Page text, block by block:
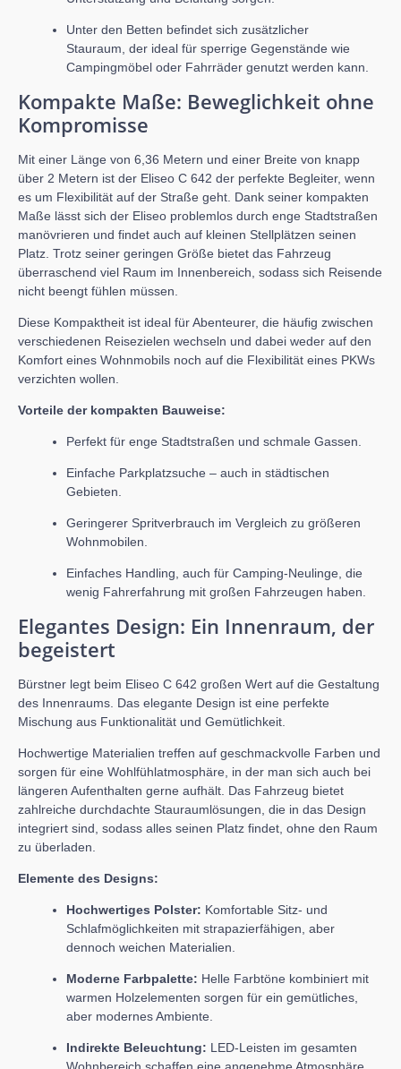
Unter den Betten befindet sich zusätzlicher
Stauraum, der ideal für sperrige Gegenstände wie
Campingmöbel oder Fahrräder genutzt werden kann.
Kompakte Maße: Beweglichkeit ohne
Kompromisse
Mit einer Länge von 6,36 Metern und einer Breite von knapp
über 2 Metern ist der Eliseo C 642 der perfekte Begleiter, wenn
es um Flexibilität auf der Straße geht. Dank seiner kompakten
Maße lässt sich der Eliseo problemlos durch enge Stadtstraßen
manövrieren und findet auch auf kleinen Stellplätzen seinen
Platz. Trotz seiner geringen Größe bietet das Fahrzeug
überraschend viel Raum im Innenbereich, sodass sich Reisende
nicht beengt fühlen müssen.
Diese Kompaktheit ist ideal für Abenteurer, die häufig zwischen
verschiedenen Reisezielen wechseln und dabei weder auf den
Komfort eines Wohnmobils noch auf die Flexibilität eines PKWs
verzichten wollen.
Vorteile der kompakten Bauweise:
Perfekt für enge Stadtstraßen und schmale Gassen.
Einfache Parkplatzsuche – auch in städtischen
Gebieten.
Geringerer Spritverbrauch im Vergleich zu größeren
Wohnmobilen.
Einfaches Handling, auch für Camping-Neulinge, die
wenig Fahrerfahrung mit großen Fahrzeugen haben.
Elegantes Design: Ein Innenraum, der
begeistert
Bürstner legt beim Eliseo C 642 großen Wert auf die Gestaltung
des Innenraums. Das elegante Design ist eine perfekte
Mischung aus Funktionalität und Gemütlichkeit.
Hochwertige Materialien treffen auf geschmackvolle Farben und
sorgen für eine Wohlfühlatmosphäre, in der man sich auch bei
längeren Aufenthalten gerne aufhält. Das Fahrzeug bietet
zahlreiche durchdachte Stauraumlösungen, die in das Design
integriert sind, sodass alles seinen Platz findet, ohne den Raum
zu überladen.
Elemente des Designs:
Hochwertiges Polster: Komfortable Sitz- und
Schlafmöglichkeiten mit strapazierfähigen, aber
dennoch weichen Materialien.
Moderne Farbpalette: Helle Farbtöne kombiniert mit
warmen Holzelementen sorgen für ein gemütliches,
aber modernes Ambiente.
Indirekte Beleuchtung: LED-Leisten im gesamten
Wohnbereich schaffen eine angenehme Atmosphäre